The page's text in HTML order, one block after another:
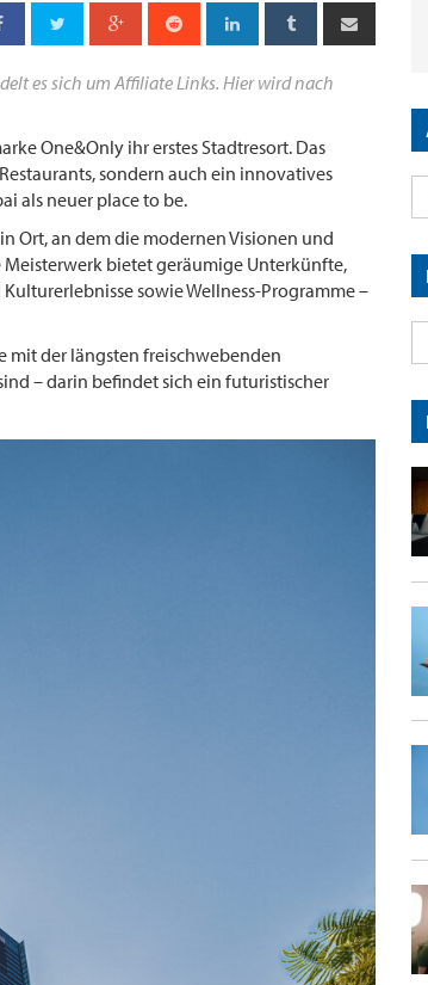
es sich um Affiliate Links. Hier wird nach
One&Only ihr erstes Stadtresort. Das
sondern auch ein innovatives
als neuer place to be.
Ort, an dem die modernen Visionen und
bietet geräumige Unterkünfte,
sowie Wellness-Programme –
mit der längsten freischwebenden
– darin befindet sich ein futuristischer